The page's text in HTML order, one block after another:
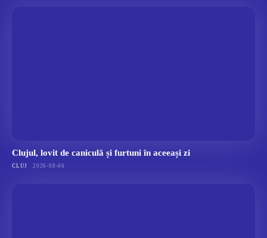
Clujul, lovit de caniculă și furtuni în aceeași zi
CLUJ 2026-08-06